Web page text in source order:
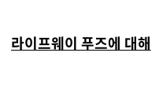
라이프웨이 푸즈에 대해